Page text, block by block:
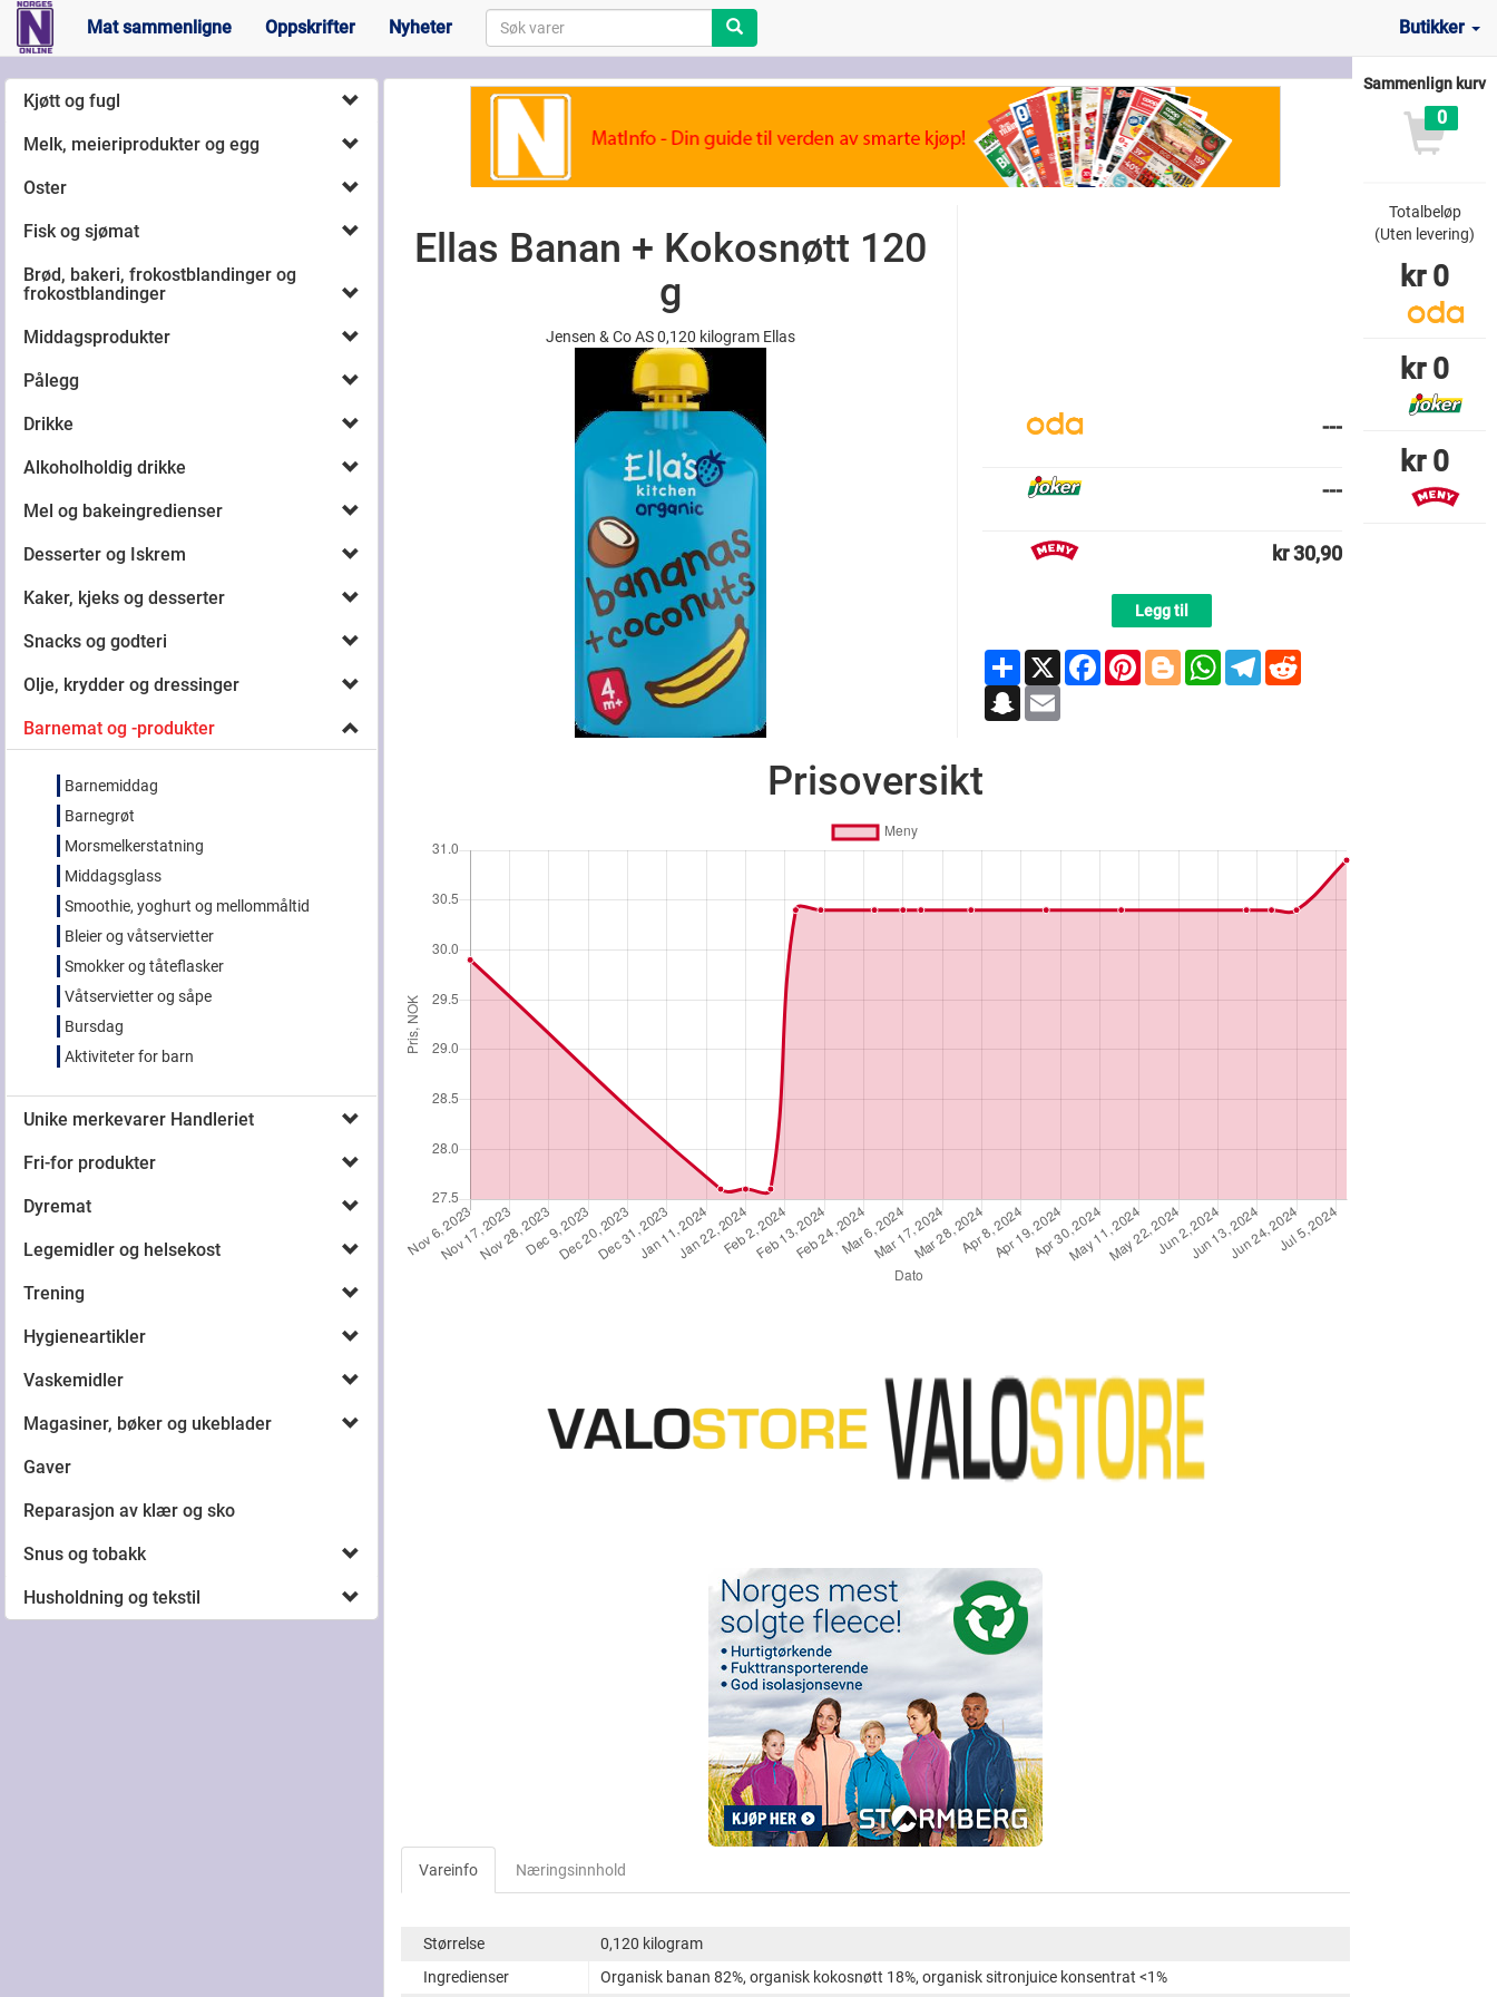
Mat sammenligne Oppskrifter Nyheter Butikker
Kjøtt og fugl
Melk, meieriprodukter og egg
Oster
Fisk og sjømat
Brød, bakeri, frokostblandinger og
frokostblandinger
Middagsprodukter
Pålegg
Drikke
Alkoholholdig drikke
Mel og bakeingredienser
Desserter og Iskrem
Kaker, kjeks og desserter
Snacks og godteri
Olje, krydder og dressinger
Barnemat og -produkter
Barnemiddag
Barnegrøt
Morsmelkerstatning
Middagsglass
Smoothie, yoghurt og mellommåltid
Bleier og våtservietter
Smokker og tåteflasker
Våtservietter og såpe
Bursdag
Aktiviteter for barn
Unike merkevarer Handleriet
Fri-for produkter
Dyremat
Legemidler og helsekost
Trening
Hygieneartikler
Vaskemidler
Magasiner, bøker og ukeblader
Gaver
Reparasjon av klær og sko
Snus og tobakk
Husholdning og tekstil
Ellas Banan + Kokosnøtt 120
g
Jensen & Co AS 0,120 kilogram Ellas
---
---
kr 30,90
Legg til
ShareX FacebookPinterestBloggerWhatsApp
TelegramReddit
Snapchat
Email
Prisoversikt
Vareinfo Næringsinnhold
Størrelse
0,120 kilogram
Ingredienser
Organisk banan 82%, organisk kokosnøtt 18%, organisk sitronjuice konsentrat <1%
Sammenlign kurv
0
Totalbeløp
(Uten levering)
kr 0
kr 0
kr 0